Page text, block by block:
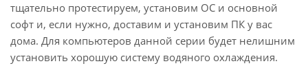
тщательно протестируем, установим ОС и основной
софт и, если нужно, доставим и установим ПК у вас
дома. Для компьютеров данной серии будет нелишним
установить хорошую систему водяного охлаждения.